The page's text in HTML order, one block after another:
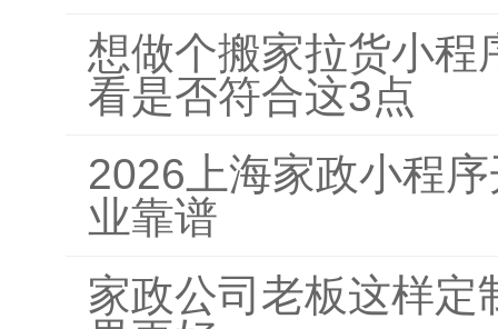
想做个搬家拉货小程
看是否符合这3点
2026上海家政小程
业靠谱
家政公司老板这样定